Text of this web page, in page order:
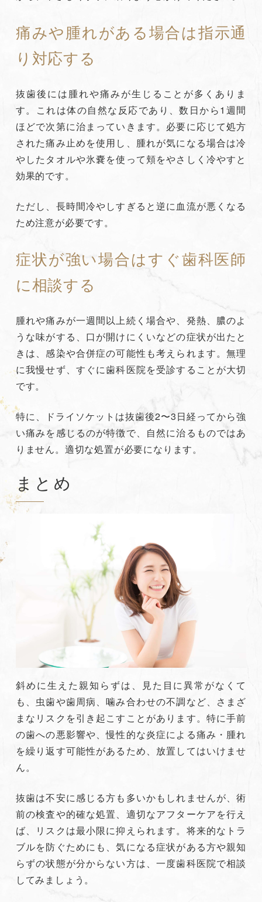
痛みや腫れがある場合は指示通
り対応する
抜歯後には腫れや痛みが生じることが多くありま
す。これは体の自然な反応であり、数日から1週間
ほどで次第に治まっていきます。必要に応じて処方
された痛み止めを使用し、腫れが気になる場合は冷
やしたタオルや氷嚢を使って頬をやさしく冷やすと
効果的です。
ただし、長時間冷やしすぎると逆に血流が悪くなる
ため注意が必要です。
症状が強い場合はすぐ歯科医師
に相談する
腫れや痛みが一週間以上続く場合や、発熱、膿のよ
うな味がする、口が開けにくいなどの症状が出たと
きは、感染や合併症の可能性も考えられます。無理
に我慢せず、すぐに歯科医院を受診することが大切
です。
特に、ドライソケットは抜歯後2〜3日経ってから強
い痛みを感じるのが特徴で、自然に治るものではあ
りません。適切な処置が必要になります。
まとめ
斜めに生えた親知らずは、見た目に異常がなくて
も、虫歯や歯周病、噛み合わせの不調など、さまざ
まなリスクを引き起こすことがあります。特に手前
の歯への悪影響や、慢性的な炎症による痛み・腫れ
を繰り返す可能性があるため、放置してはいけませ
ん。
抜歯は不安に感じる方も多いかもしれませんが、術
前の検査や的確な処置、適切なアフターケアを行え
ば、リスクは最小限に抑えられます。将来的なトラ
ブルを防ぐためにも、気になる症状がある方や親知
らずの状態が分からない方は、一度歯科医院で相談
してみましょう。